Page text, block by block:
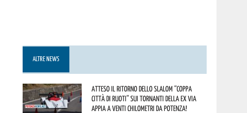
ALTRE NEWS
Atteso il ritorno dello slalom “Coppa
Città di Ruoti” sui tornanti della ex via
Appia a venti chilometri da Potenza!